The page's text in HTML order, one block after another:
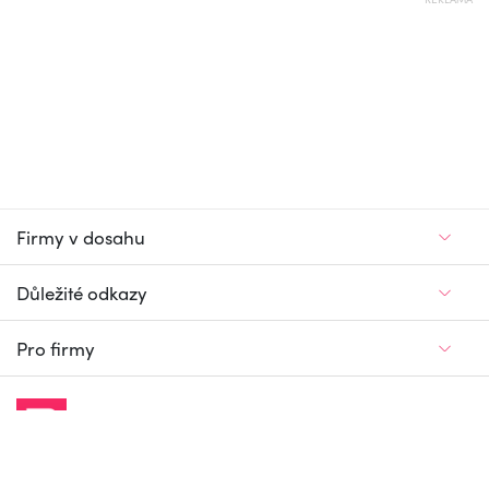
Firmy v dosahu
Důležité odkazy
Pro firmy